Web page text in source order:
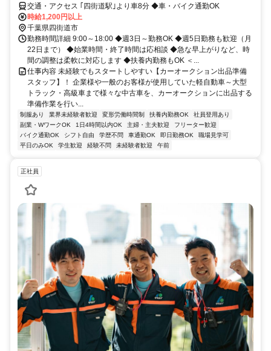
交通・アクセス ｢四街道駅｣より車8分 ◆車・バイク通勤OK
時給1,200円以上
千葉県四街道市
勤務時間詳細 9:00～18:00 ◆週3日～勤務OK ◆週5日勤務も歓迎（月
22日まで） ◆始業時間・終了時間は応相談 ◆急な早上がりなど、時
間の調整は柔軟に対応します ◆扶養内勤務もOK ＜...
仕事内容 未経験でもスタートしやすい【カーオークション出品準備
スタッフ】！ 企業様や一般のお客様が使用していた軽自動車～大型
トラック・高級車まで様々な中古車を、カーオークションに出品する
準備作業を行い...
制服あり 業界未経験者歓迎 変形労働時間制 扶養内勤務OK
社員登用あり
副業・WワークOK
1日4時間以内OK 主婦・主夫歓迎
フリーター歓迎
バイク通勤OK
シフト自由 学歴不問 車通勤OK 即日勤務OK
職場見学可
平日のみOK
学生歓迎 経験不問 未経験者歓迎 午前
正社員